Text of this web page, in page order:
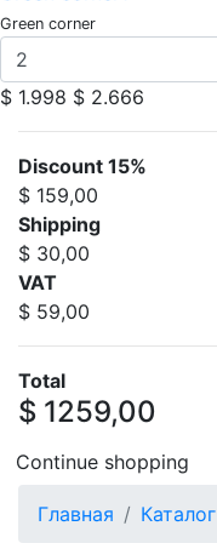
Green corner
$ 1.998 $ 2.666
Discount 15%
$ 159,00
Shipping
$ 30,00
VAT
$ 59,00
Total
$ 1259,00
Continue shopping
Главная Каталог